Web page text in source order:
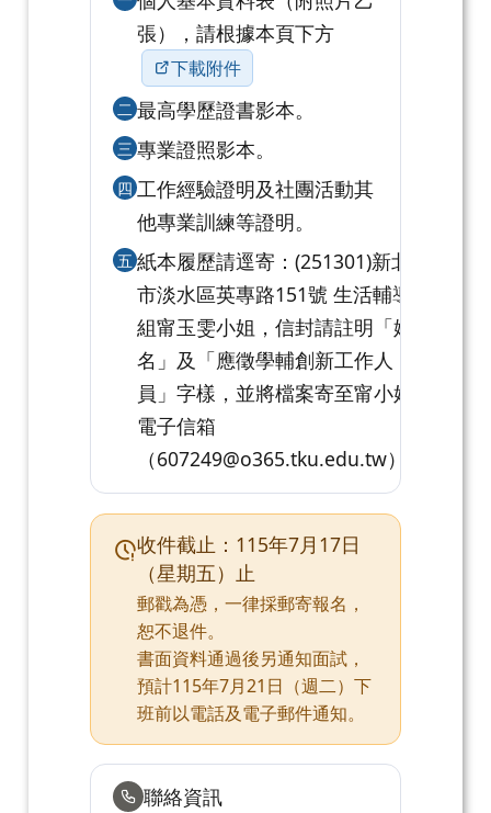
張），請根據本頁下方
下載附件
二 最高學歷證書影本。
三 專業證照影本。
四 工作經驗證明及社團活動其
他專業訓練等證明。
五 紙本履歷請逕寄：(251301)新北
市淡水區英專路151號 生活輔導
組甯玉雯小姐，信封請註明「姓
名」及「應徵學輔創新工作人
員」字樣，並將檔案寄至甯小姐
電子信箱
（607249@o365.tku.edu.tw）。
收件截止：115年7月17日
（星期五）止
郵戳為憑，一律採郵寄報名，
恕不退件。
書面資料通過後另通知面試，
預計115年7月21日（週二）下
班前以電話及電子郵件通知。
聯絡資訊